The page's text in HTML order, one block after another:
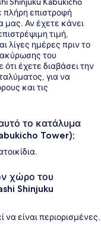
πλήρη επιστροφή
μας. Αν έχετε κάνει
τιμή,
λίγες ημέρες πριν το
του
έχετε διαβάσει την
για να
και τις
το κατάλυμα
Tower);
χώρο του
Shinjuku
είναι περιορισμένες.